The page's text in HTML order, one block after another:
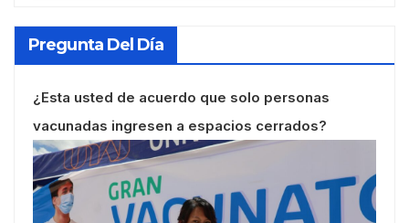
Pregunta Del Día
¿Esta usted de acuerdo que solo personas
vacunadas ingresen a espacios cerrados?